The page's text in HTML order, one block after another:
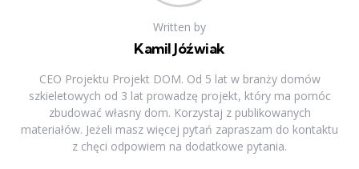
Written by
Kamil Jóźwiak
CEO Projektu Projekt DOM. Od 5 lat w branży domów
szkieletowych od 3 lat prowadzę projekt, który ma pomóc
zbudować własny dom. Korzystaj z publikowanych
materiałów. Jeżeli masz więcej pytań zapraszam do kontaktu
z chęci odpowiem na dodatkowe pytania.